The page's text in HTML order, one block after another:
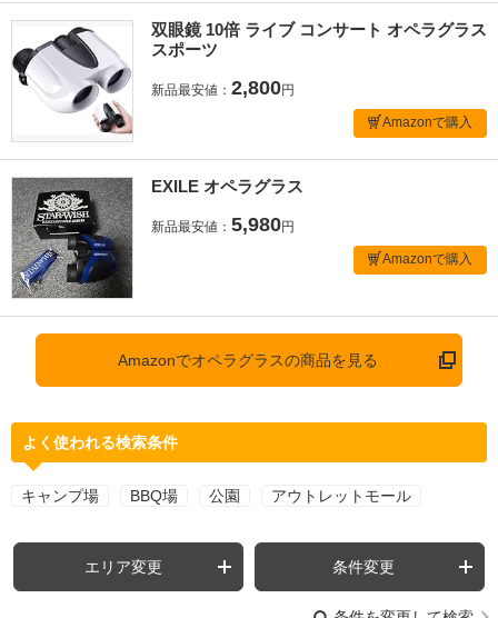
双眼鏡 10倍 ライブ コンサート オペラグラス
スポーツ
新品最安値： 2,800円
Amazonで購入
EXILE オペラグラス
新品最安値： 5,980円
Amazonで購入
Amazonでオペラグラスの商品を見る
よく使われる検索条件
キャンプ場 BBQ場 公園 アウトレットモール
エリア変更 条件変更